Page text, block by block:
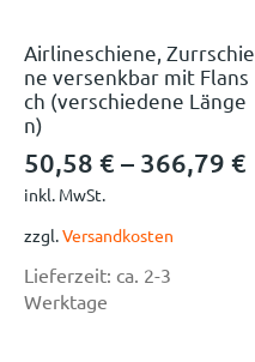
Airlineschiene, Zurrschie
ne versenkbar mit Flans
ch (verschiedene Länge
n)
50,58 € – 366,79 €
inkl. MwSt.
zzgl. Versandkosten
Lieferzeit: ca. 2-3
Werktage